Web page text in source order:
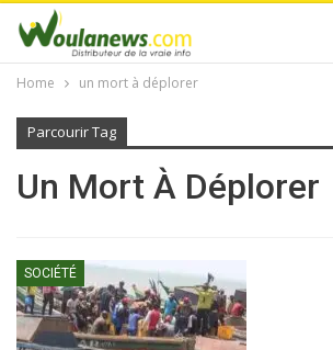
Home un mort à déplorer
Parcourir Tag
Un Mort À Déplorer
SOCIÉTÉ